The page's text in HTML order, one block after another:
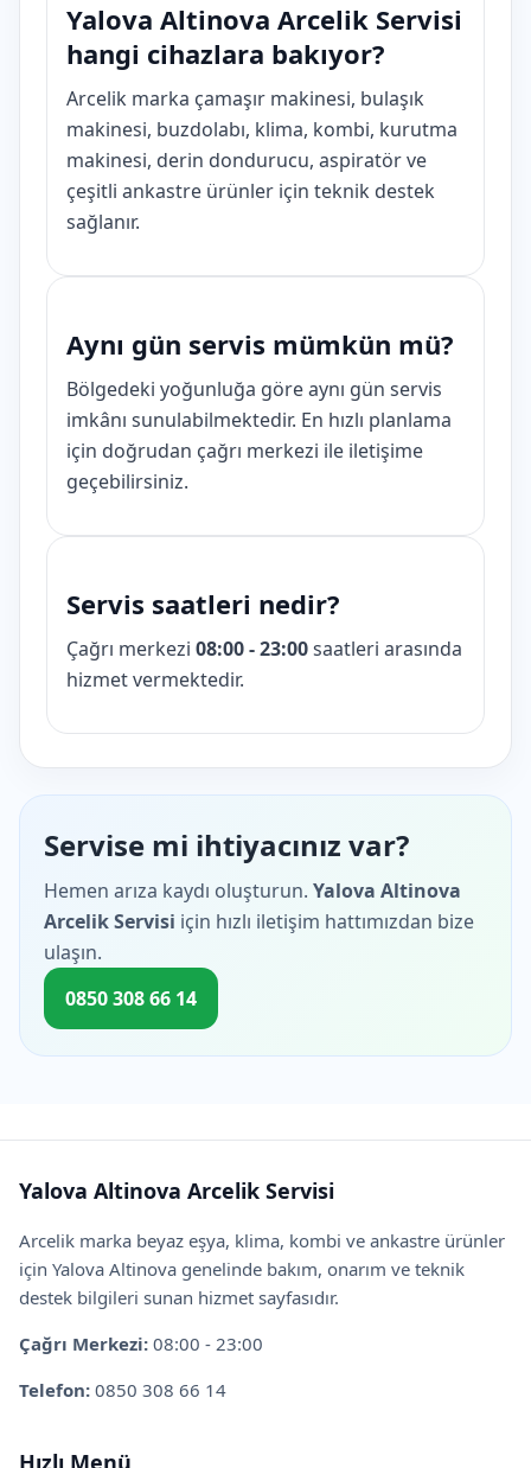
Yalova Altinova Arcelik Servisi
hangi cihazlara bakıyor?
Arcelik marka çamaşır makinesi, bulaşık
makinesi, buzdolabı, klima, kombi, kurutma
makinesi, derin dondurucu, aspiratör ve
çeşitli ankastre ürünler için teknik destek
sağlanır.
Aynı gün servis mümkün mü?
Bölgedeki yoğunluğa göre aynı gün servis
imkânı sunulabilmektedir. En hızlı planlama
için doğrudan çağrı merkezi ile iletişime
geçebilirsiniz.
Servis saatleri nedir?
Çağrı merkezi 08:00 - 23:00saatleri arasında
hizmet vermektedir.
Servise mi ihtiyacınız var?
Hemen arıza kaydı oluşturun. Yalova Altinova
Arcelik Servisi için hızlı iletişim hattımızdan bize
ulaşın.
0850 308 66 14
Yalova Altinova Arcelik Servisi
Arcelik marka beyaz eşya, klima, kombi ve ankastre ürünler
için Yalova Altinova genelinde bakım, onarım ve teknik
destek bilgileri sunan hizmet sayfasıdır.
Çağrı Merkezi: 08:00 - 23:00
Telefon: 0850 308 66 14
Hızlı Menü